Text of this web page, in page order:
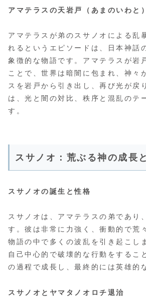
アマテラスの天岩戸（あまのいわと
アマテラスが弟のスサノオによる乱
れるというエピソードは、日本神話
象徴的な物語です。アマテラスが岩
ことで、世界は暗闇に包まれ、神々
スを岩戸から引き出し、再び光が戻
は、光と闇の対比、秩序と混乱のテ
す。
スサノオ：荒ぶる神の成長
スサノオの誕生と性格
スサノオは、アマテラスの弟であり
す。彼は非常に力強く、衝動的で荒
物語の中で多くの波乱を引き起こし
自己中心的で破壊的な行動をするこ
の過程で成長し、最終的には英雄的
スサノオとヤマタノオロチ退治